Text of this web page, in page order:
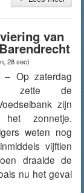
van
28 sec)
– Op zaterdag
zette de
zijn
zonnetje.
weten nog
vijftien
draaide de
nu het geval